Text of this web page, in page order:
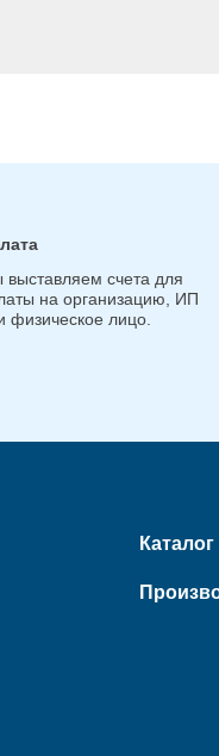
счета для
на организацию, ИП
физическое лицо.